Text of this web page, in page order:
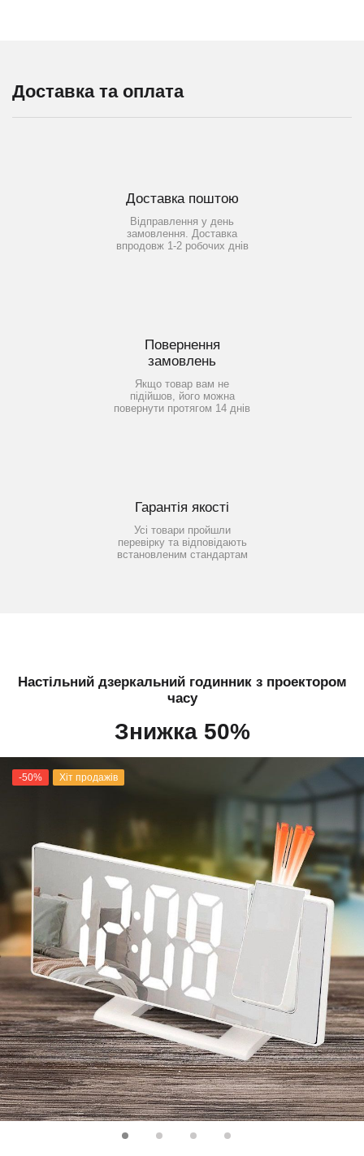
Доставка та оплата
Доставка поштою
Відправлення у день
замовлення. Доставка
впродовж 1-2 робочих днів
Повернення
замовлень
Якщо товар вам не
підійшов, його можна
повернути протягом 14 днів
Гарантія якості
Усі товари пройшли
перевірку та відповідають
встановленим стандартам
Настільний дзеркальний годинник з проектором
часу
Знижка 50%
-50% Хіт продажів